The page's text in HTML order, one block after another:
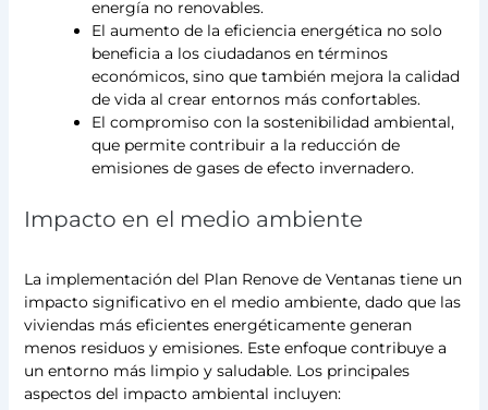
energía no renovables.
El aumento de la eficiencia energética no solo
beneficia a los ciudadanos en términos
económicos, sino que también mejora la calidad
de vida al crear entornos más confortables.
El compromiso con la sostenibilidad ambiental,
que permite contribuir a la reducción de
emisiones de gases de efecto invernadero.
Impacto en el medio ambiente
La implementación del Plan Renove de Ventanas tiene un
impacto significativo en el medio ambiente, dado que las
viviendas más eficientes energéticamente generan
menos residuos y emisiones. Este enfoque contribuye a
un entorno más limpio y saludable. Los principales
aspectos del impacto ambiental incluyen: